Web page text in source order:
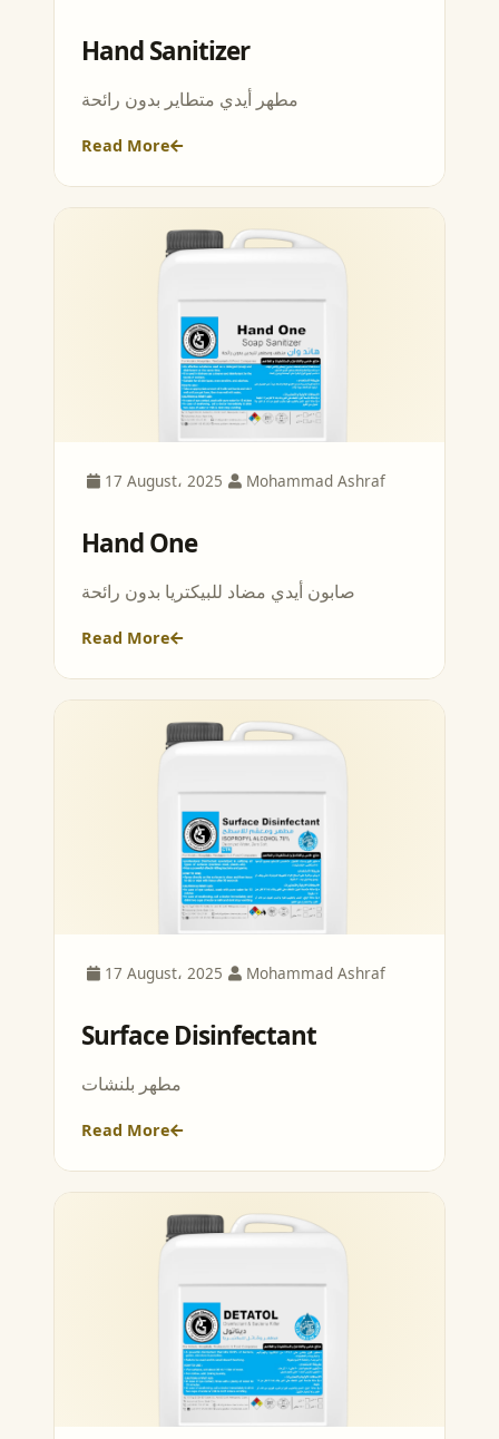
Hand Sanitizer
مطهر أيدي متطاير بدون رائحة
Read More
17 August، 2025 Mohammad Ashraf
Hand One
صابون أيدي مضاد للبيكتريا بدون رائحة
Read More
17 August، 2025 Mohammad Ashraf
Surface Disinfectant
مطهر بلنشات
Read More